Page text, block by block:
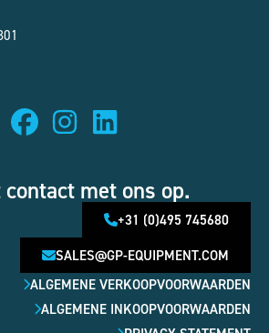
met ons op.
+31 (0)495 745680
SALES@GP-EQUIPMENT.COM
ALGEMENE VERKOOPVOORWAARDEN
ALGEMENE INKOOPVOORWAARDEN